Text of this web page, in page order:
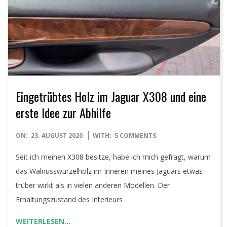
T
Eingetrübtes Holz im Jaguar X308 und eine
erste Idee zur Abhilfe
2020-
23
ON: 23. AUGUST 2020 WITH: 5 COMMENTS
Seit ich meinen X308 besitze, habe ich mich gefragt, warum
das Walnusswurzelholz im Inneren meines Jaguars etwas
trüber wirkt als in vielen anderen Modellen. Der
Erhaltungszustand des Interieurs
WEITERLESEN…